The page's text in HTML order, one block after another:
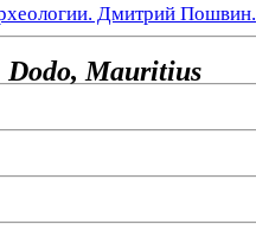
Дмитрий Пошвин.
Dodo, Mauritius